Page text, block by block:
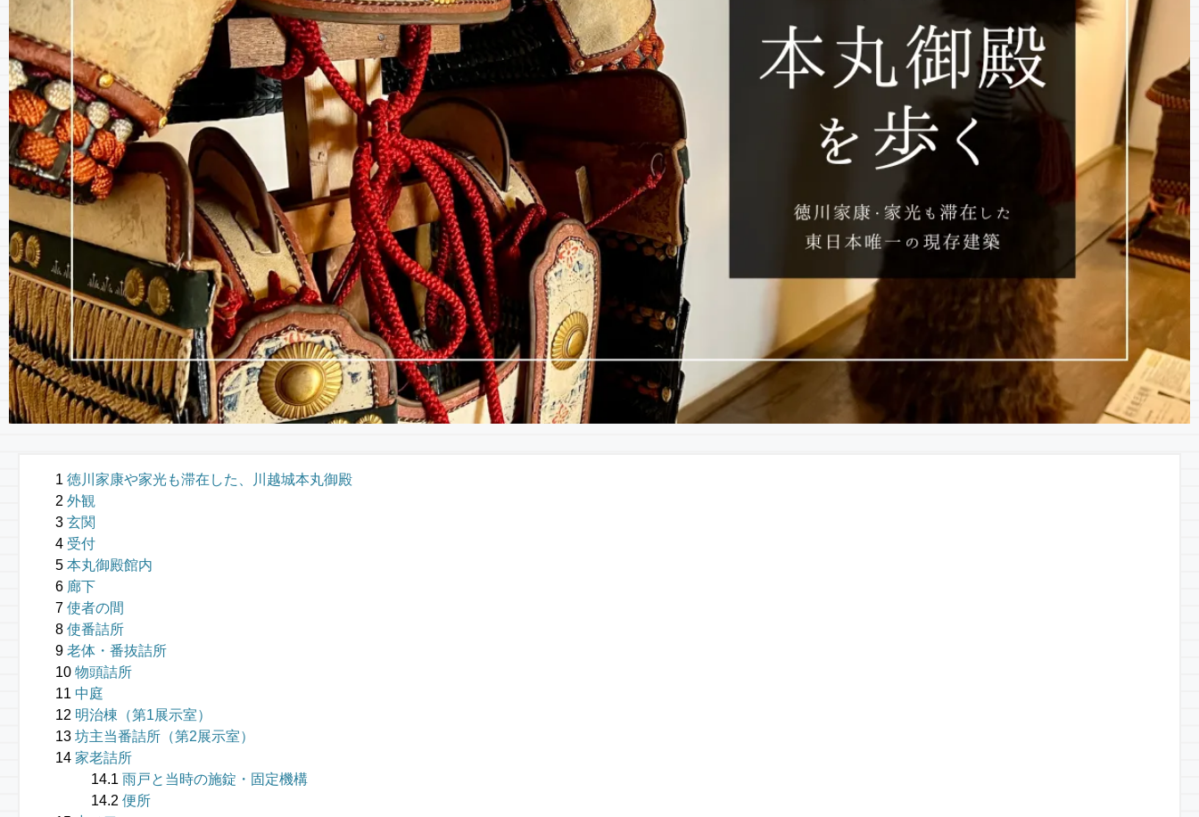
徳川家康や家光も滞在した、川越城本丸御殿
外観
玄関
受付
本丸御殿館内
廊下
使者の間
使番詰所
老体・番抜詰所
物頭詰所
中庭
明治棟（第1展示室）
坊主当番詰所（第2展示室）
家老詰所
雨戸と当時の施錠・固定機構
便所